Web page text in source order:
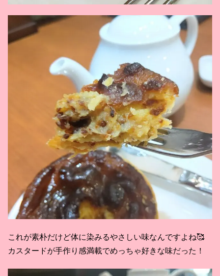
これが素朴だけど体に染みるやさしい味なんですよね🥰
カスタードが手作り感満載でめっちゃ好きな味だった！